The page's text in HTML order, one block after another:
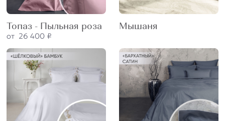
Топаз - Пыльная роза
от 26 400 ₽
Мышаня